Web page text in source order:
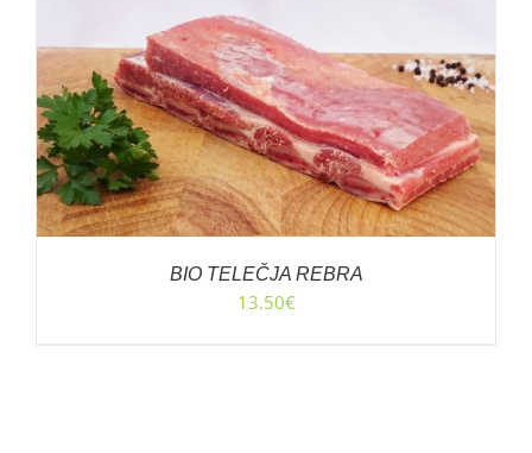
BIO TELEČJA REBRA
13.50€